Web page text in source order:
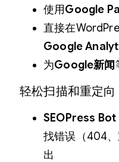
使用Google
直接在
Google
为Google新闻
轻松扫描和重定向
SEOPress Bot
找错误（404
出